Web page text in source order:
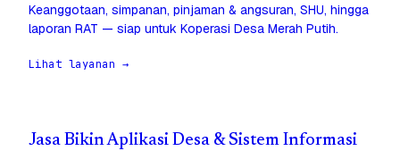
Keanggotaan, simpanan, pinjaman & angsuran, SHU, hingga
laporan RAT — siap untuk Koperasi Desa Merah Putih.
Lihat layanan →
Jasa Bikin Aplikasi Desa & Sistem Informasi